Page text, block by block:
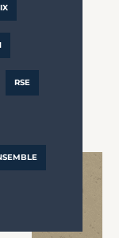
RSE